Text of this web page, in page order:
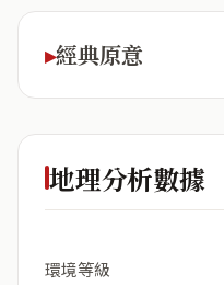
經典原意
地理分析數據
環境等級